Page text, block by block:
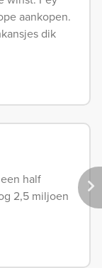
aankopen.
dik
half
2,5 miljoen